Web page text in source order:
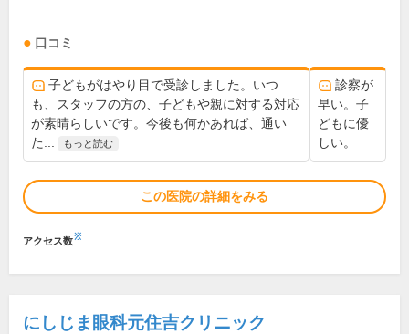
口コミ
子どもがはやり目で受診しました。いつ
も、スタッフの方の、子どもや親に対する対応
が素晴らしいです。今後も何かあれば、通い
た...
もっと読む
診察が
早い。子
どもに優
しい。
この医院の詳細をみる
アクセス数※
にしじま眼科元住吉クリニック